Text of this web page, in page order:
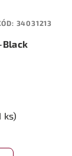
Black
ks)
34031213